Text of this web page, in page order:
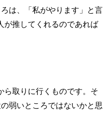
は、「私がやります」と言
が推してくれるのであれば
ら取りに行くものです。そ
弱いところではないかと思